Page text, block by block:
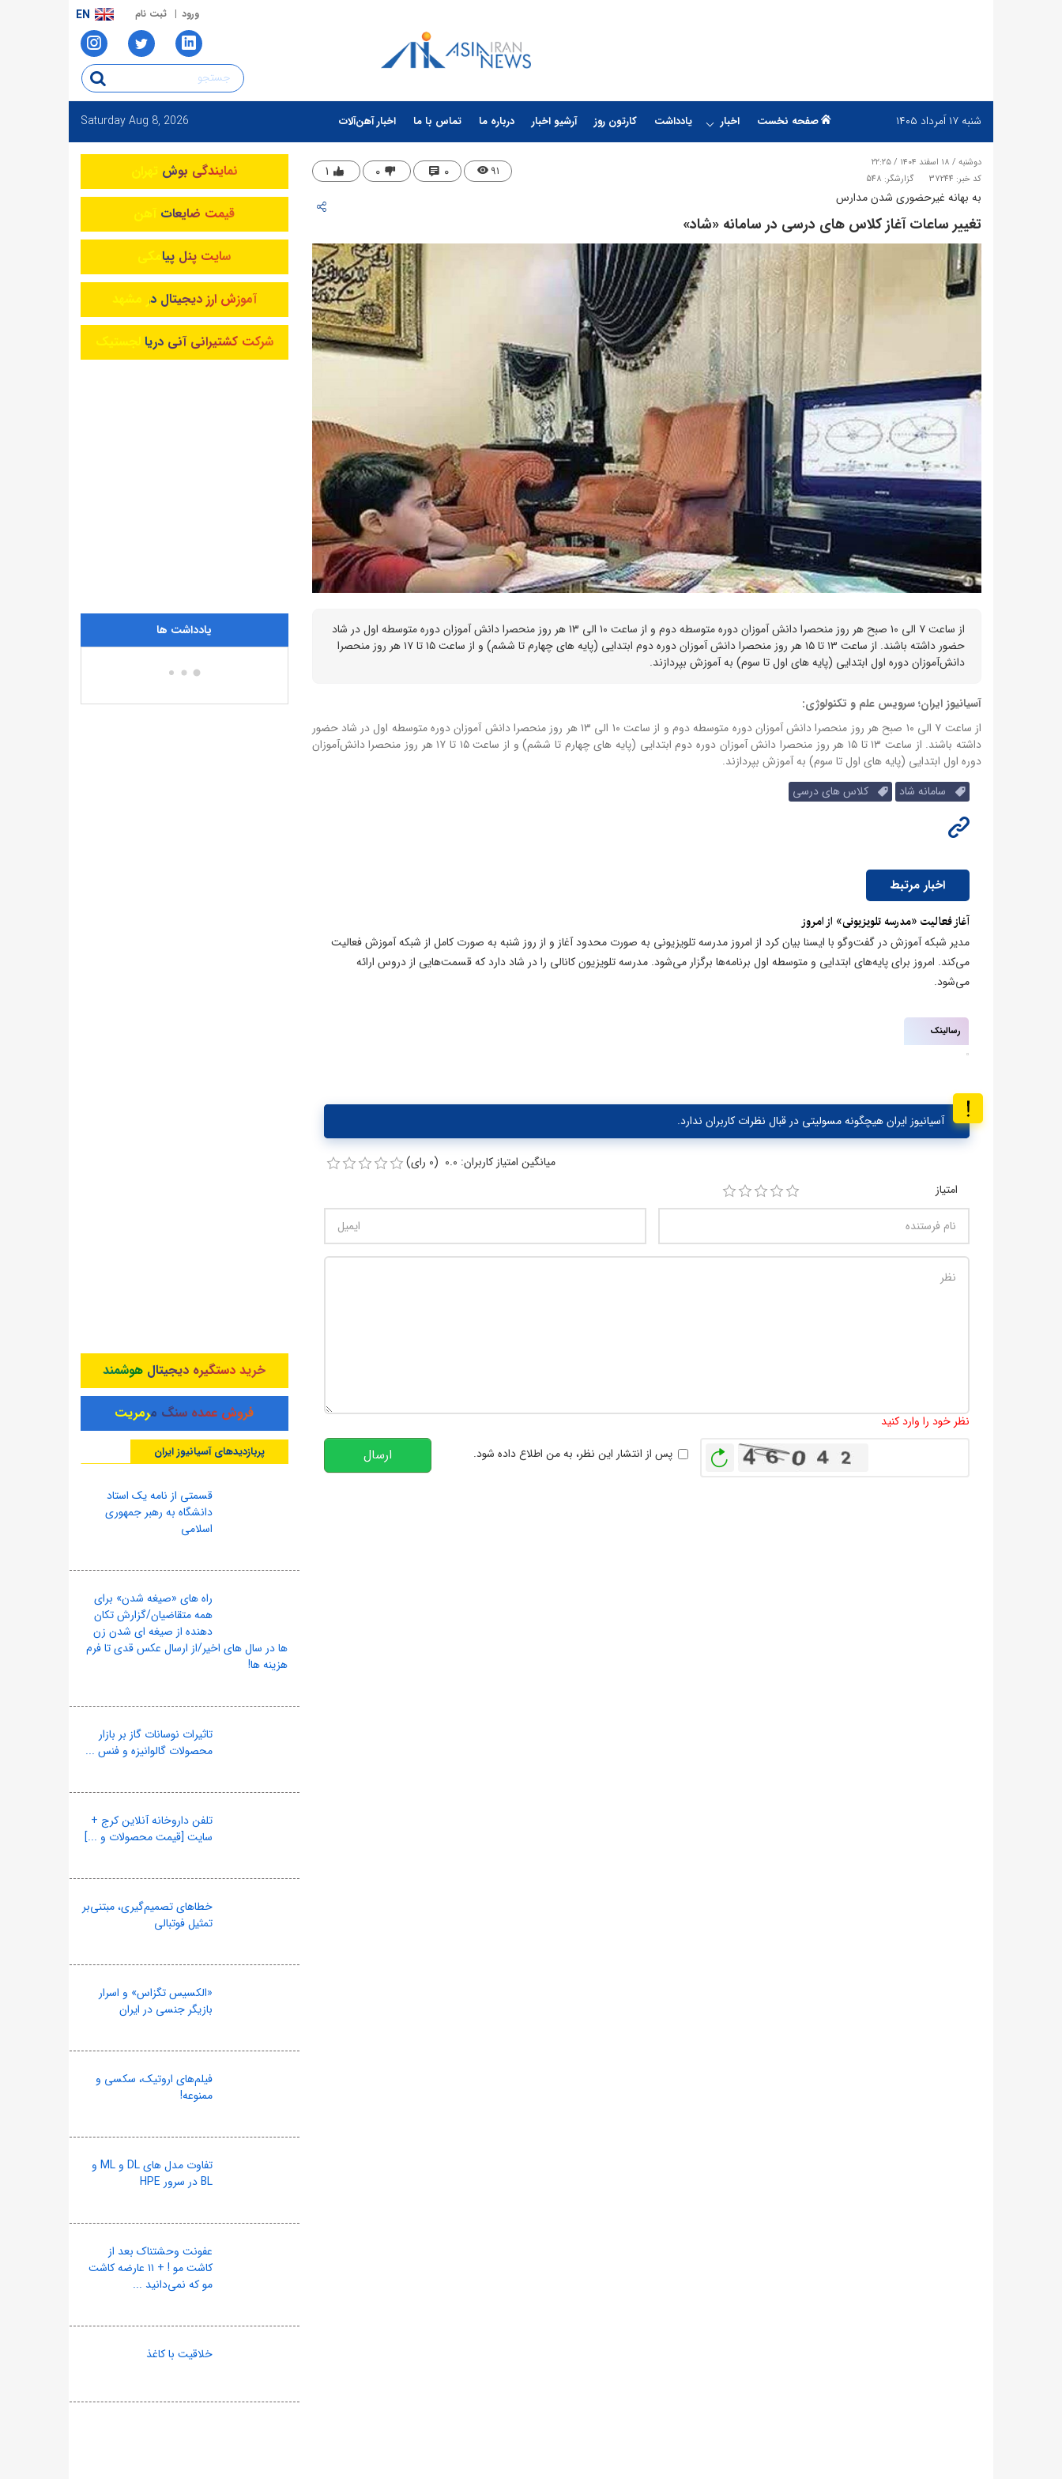
ورود ثبت نام EN
شنبه ۱۷ اَمرداد ۱۴۰۵ صفحه نخست اخبار یادداشت کارتون روز آرشیو اخبار درباره ما تماس با ما اخبار آهن‌آلات SaturdayAug 8, 2026
دوشنبه / ۱۸ اسفند ۱۴۰۴ / ۲۲:۲۵
کد خبر: 37244
گزارشگر: 548 ۹۱ ۰ ۰ ۱
به بهانه غیرحضوری شدن مدارس
​تغییر ساعات آغاز کلاس های درسی در سامانه «شاد»
از ساعت ۷ الی ۱۰ صبح هر روز منحصرا دانش آموزان دوره متوسطه دوم و از ساعت ۱۰ الی ۱۳ هر روز منحصرا دانش آموزان دوره متوسطه اول در شاد
حضور داشته باشند. از ساعت ۱۳ تا ۱۵ هر روز منحصرا دانش آموزان دوره دوم ابتدایی (پایه های چهارم تا ششم) و از ساعت ۱۵ تا ۱۷ هر روز منحصرا
دانش‌آموزان دوره اول ابتدایی (پایه های اول تا سوم) به آموزش بپردازند.
آسیانیوز ایران؛ سرویس علم و تکنولوژی:
از ساعت ۷ الی ۱۰ صبح هر روز منحصرا دانش آموزان دوره متوسطه دوم و از ساعت ۱۰ الی ۱۳ هر روز منحصرا دانش آموزان دوره متوسطه اول در شاد حضور
داشته باشند.
از ساعت ۱۳ تا ۱۵ هر روز منحصرا دانش آموزان دوره دوم ابتدایی (پایه های چهارم تا ششم) و از ساعت ۱۵ تا ۱۷ هر روز منحصرا دانش‌آموزان
دوره اول ابتدایی (پایه های اول تا سوم) به آموزش بپردازند.
سامانه شاد
کلاس های درسی
اخبار مرتبط
​آغاز فعالیت «مدرسه تلویزیونی» از امروز
مدیر شبکه آموزش در گفت‌وگو با ایسنا بیان کرد از امروز مدرسه تلویزیونی به صورت محدود آغاز و از روز شنبه به صورت کامل از شبکه آموزش فعالیت
می‌کند. امروز برای پایه‌های ابتدایی و متوسطه اول برنامه‌ها برگزار می‌شود. مدرسه تلویزیون کانالی را در شاد دارد که قسمت‌هایی از دروس ارائه
می‌شود.
رسالینک
آسیانیوز ایران هیچگونه مسولیتی در قبال نظرات کاربران ندارد.
میانگین امتیاز کاربران: 0.0 (0 رای)
امتیاز
نظر خود را وارد کنید
بازخوانیپس از انتشار این نظر، به من اطلاع داده شود. ارسال
نمایندگی بوش تهران
قیمت ضایعات آهن
سایت پنل پیامکی
آموزش ارز دیجیتال در مشهد
شرکت کشتیرانی آنی دریا لجستیک
یادداشت ها
خرید دستگیره دیجیتال هوشمند
فروش عمده سنگ مرمریت
پربازدیدهای آسیانیوز ایران
قسمتی از نامه یک استاد
دانشگاه به رهبر جمهوری
اسلامی
راه های «صیغه شدن» برای
همه متقاضیان/گزارش تکان
دهنده از صیغه ای شدن زن
ها در سال های اخیر/از ارسال عکس قدی تا فرم
هزینه ها!
تاثیرات نوسانات گاز بر بازار
محصولات گالوانیزه و فنس ...
تلفن داروخانه آنلاین کرج +
سایت [قیمت محصولات و ...]
خطاهای تصمیم‌گیری، مبتنی‌بر
تمثیل فوتبالی
«الکسیس تگزاس» و اسرار
بازیگر جنسی در ایران
فیلم‌های اروتیک، سکسی و
ممنوعه!
تفاوت مدل های DL و ML و
BL در سرور HPE
عفونت وحشتناک بعد از
کاشت مو ! + ۱۱ عارضه کاشت
مو که نمی‌دانید ...
خلاقیت با کاغذ